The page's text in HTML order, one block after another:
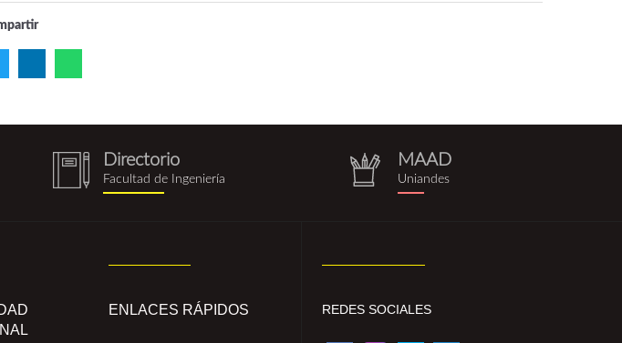
notebook
(1).png
Directorio
Facultad de Ingeniería repositorio.png
MAAD
Uniandes
ENLACES RÁPIDOS REDES SOCIALES